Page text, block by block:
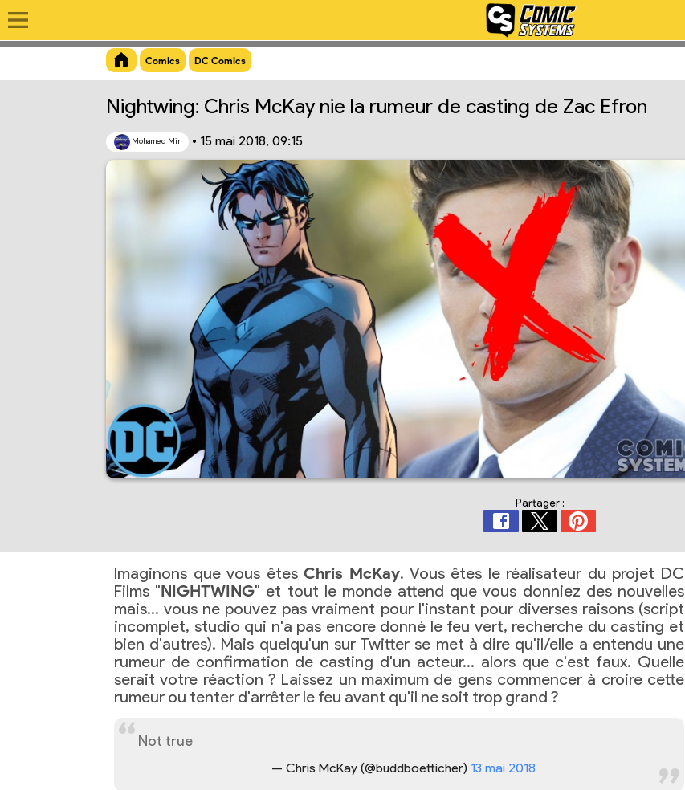
Comics DC Comics
Nightwing: Chris McKay nie la rumeur de casting de Zac Efron
Mohamed Mir • 15 mai 2018, 09:15
Partager :
Imaginons que vous êtesChris McKay. Vous êtes le réalisateur du projet DC
Films "NIGHTWING" et tout le monde attend que vous donniez des nouvelles
mais… vous ne pouvez pas vraiment pour l'instant pour diverses raisons (script
incomplet, studio qui n'a pas encore donné le feu vert, recherche du casting et
bien d'autres). Mais quelqu'un sur Twitter se met à dire qu'il/elle a entendu une
rumeur de confirmation de casting d'un acteur… alors que c'est faux. Quelle
serait votre réaction ? Laissez un maximum de gens commencer à croire cette
rumeur ou tenter d'arrêter le feu avant qu'il ne soit trop grand ?
Not true
— Chris McKay (@buddboetticher) 13 mai 2018